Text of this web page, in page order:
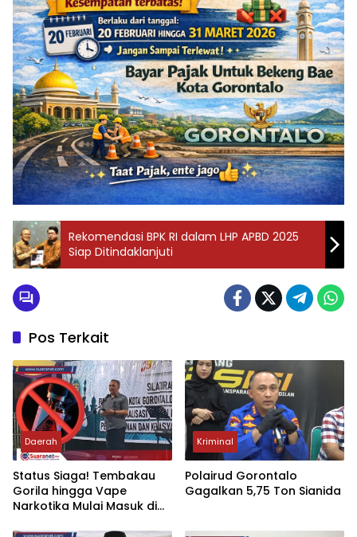
Rekomendasi BPK RI dalam LHP APBD 2025
Siap Ditindaklanjuti
Pos Terkait
Daerah
‎Status Siaga! Tembakau
Gorila hingga Vape
Narkotika Mulai Masuk di
Kriminal
Polairud Gorontalo
Gagalkan 5,75 Ton Sianida